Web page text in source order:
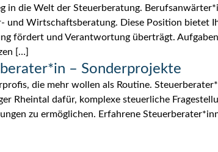
in die Welt der Steuerberatung.
und Wirtschaftsberatung. Diese Position bietet
fördert und Verantwortung überträgt.
[…]
– Sonderprojekte
die mehr wollen als Routine.
Rheintal dafür, komplexe steuerliche
zu ermöglichen. Erfahrene